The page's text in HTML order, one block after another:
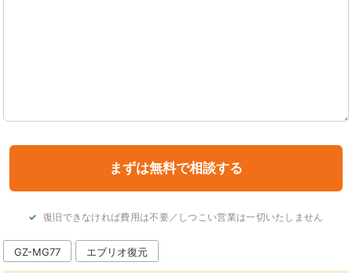
復旧できなければ費用は不要／しつこい営業は一切いたしません
GZ-MG77 エブリオ復元